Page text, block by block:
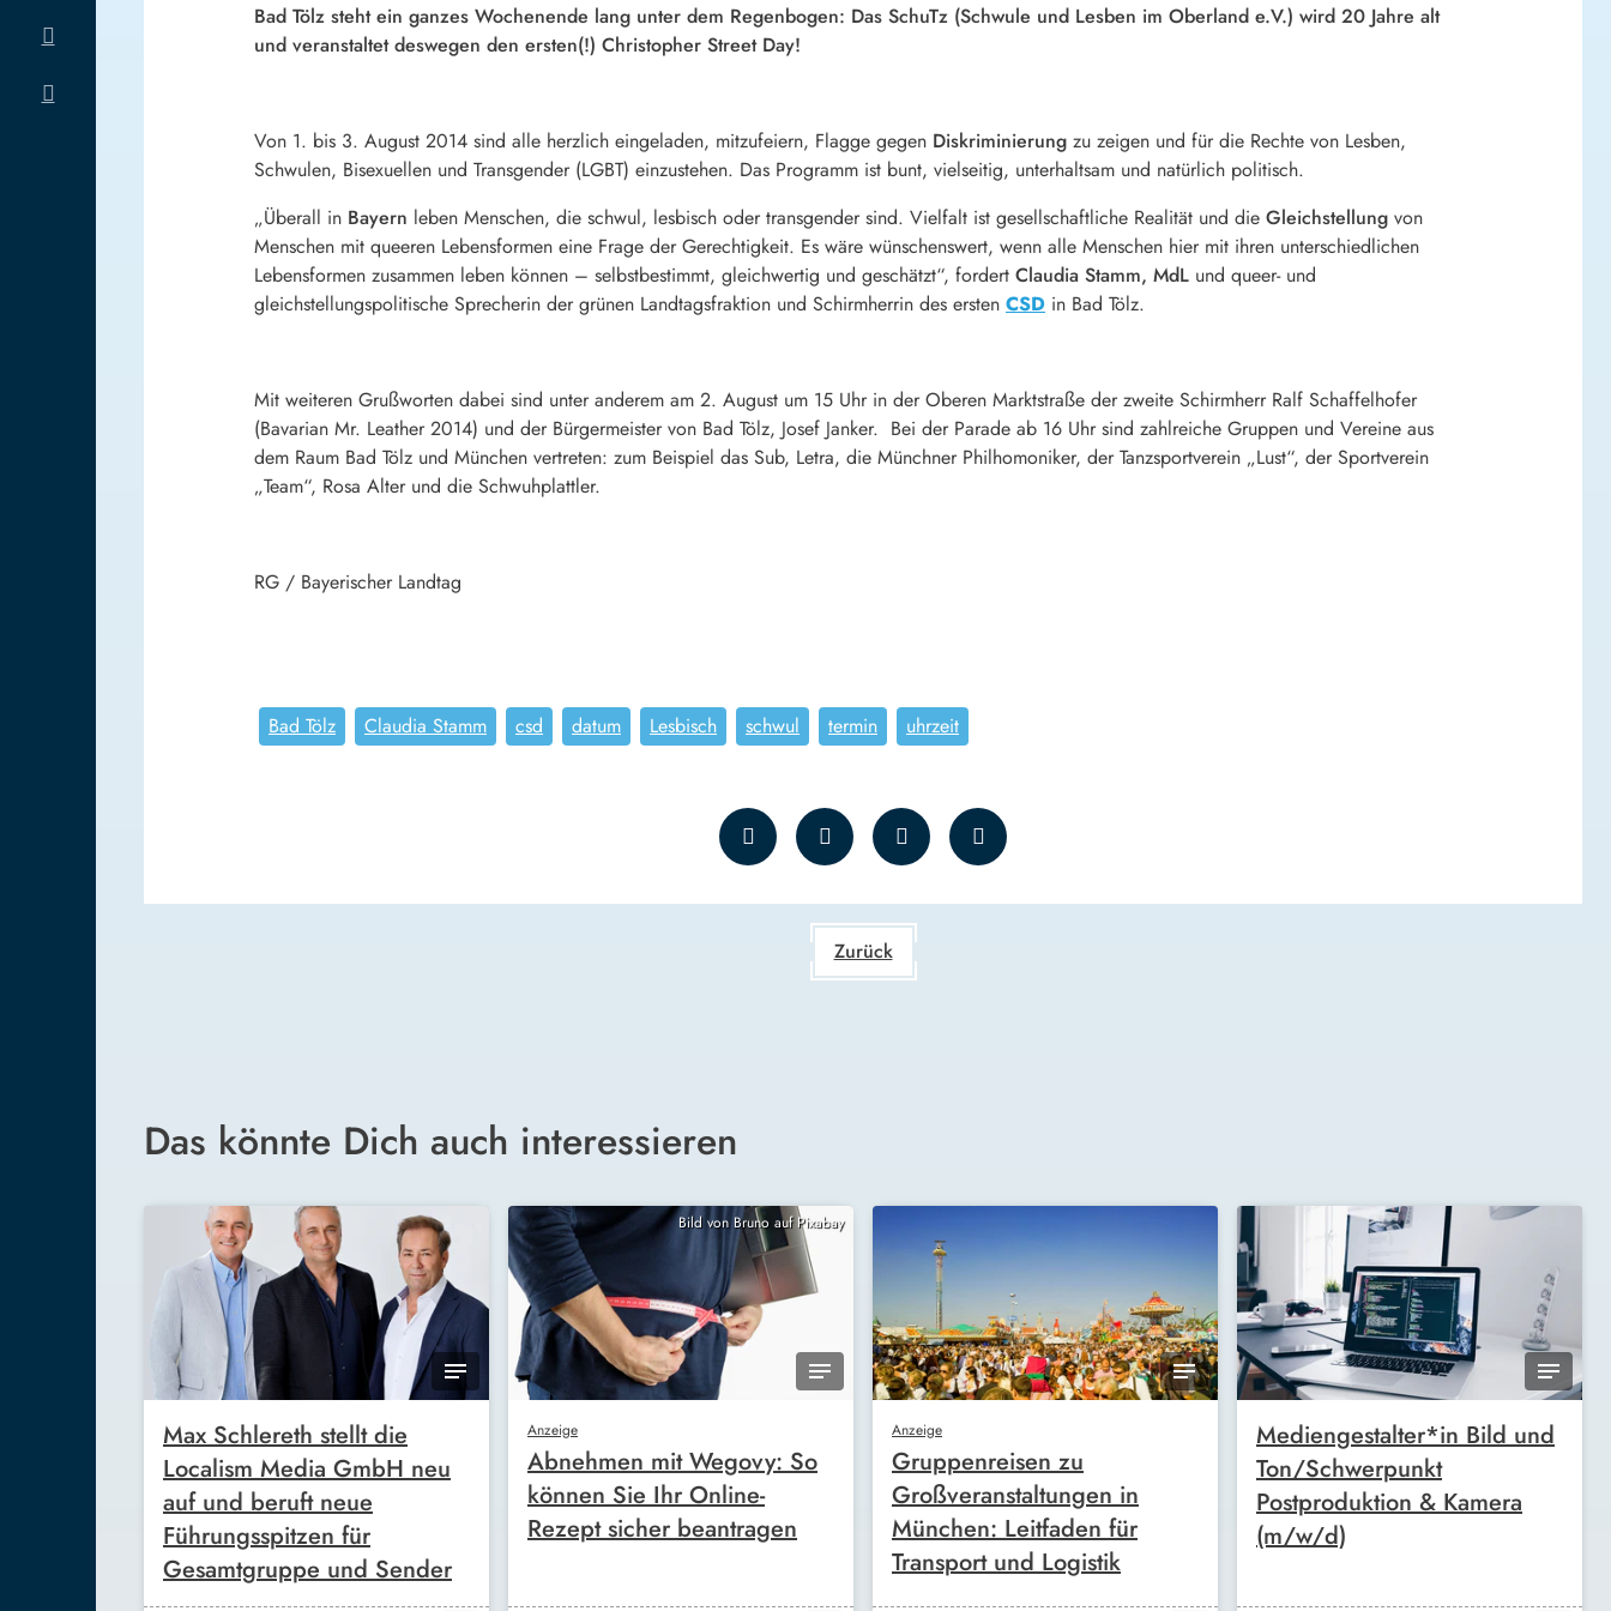
Bad Tölz steht ein ganzes Wochenende lang unter dem Regenbogen: Das SchuTz (Schwule und Lesben im Oberland e.V.) wird 20 Jahre alt
und veranstaltet deswegen den ersten(!) Christopher Street Day!
Von 1. bis 3. August 2014 sind alle herzlich eingeladen, mitzufeiern, Flagge gegen Diskriminierung zu zeigen und für die Rechte von Lesben,
Schwulen, Bisexuellen und Transgender (LGBT) einzustehen. Das Programm ist bunt, vielseitig, unterhaltsam und natürlich politisch.
„Überall in Bayern leben Menschen, die schwul, lesbisch oder transgender sind. Vielfalt ist gesellschaftliche Realität und die Gleichstellung von
Menschen mit queeren Lebensformen eine Frage der Gerechtigkeit. Es wäre wünschenswert, wenn alle Menschen hier mit ihren unterschiedlichen
Lebensformen zusammen leben können – selbstbestimmt, gleichwertig und geschätzt“, fordert Claudia Stamm, MdL und queer- und
gleichstellungspolitische Sprecherin der grünen Landtagsfraktion und Schirmherrin des ersten CSD in Bad Tölz.
Mit weiteren Grußworten dabei sind unter anderem am 2. August um 15 Uhr in der Oberen Marktstraße der zweite Schirmherr Ralf Schaffelhofer
(Bavarian Mr. Leather 2014) und der Bürgermeister von Bad Tölz, Josef Janker. Bei der Parade ab 16 Uhr sind zahlreiche Gruppen und Vereine aus
dem Raum Bad Tölz und München vertreten: zum Beispiel das Sub, Letra, die Münchner Philhomoniker, der Tanzsportverein „Lust“, der Sportverein
„Team“, Rosa Alter und die Schwuhplattler.
RG / Bayerischer Landtag
Bad Tölz Claudia Stamm csd datum Lesbisch schwul termin uhrzeit
Zurück
Das könnte Dich auch interessieren
Max Schlereth stellt die
Localism Media GmbH neu
auf und beruft neue
Führungsspitzen für
Gesamtgruppe und Sender
Bild von Bruno auf Pixabay
Anzeige
Abnehmen mit Wegovy: So
können Sie Ihr Online-
Rezept sicher beantragen
Anzeige
Gruppenreisen zu
Großveranstaltungen in
München: Leitfaden für
Transport und Logistik
Mediengestalter*in Bild und
Ton/Schwerpunkt
Postproduktion & Kamera
(m/w/d)